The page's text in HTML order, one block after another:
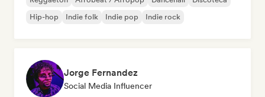
Hip-hop
Indie folk Indie pop Indie rock
Jorge Fernandez
Social Media Influencer